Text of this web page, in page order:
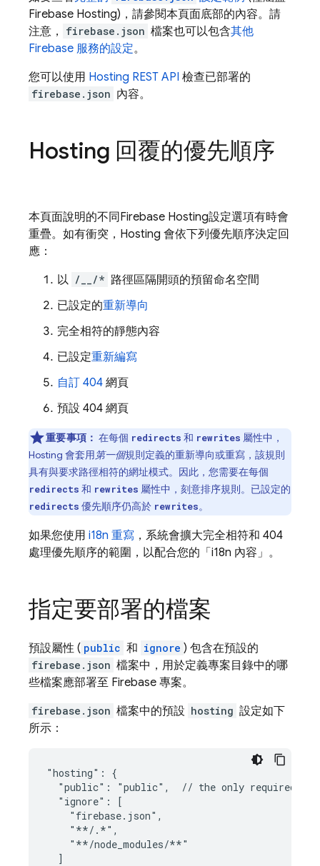
Firebase Hosting)，請參閱本頁面底部的內容。請
注意，
firebase.json 檔案也可以包含其他
Firebase 服務的設定。
您可以使用 Hosting REST API 檢查已部署的
firebase.json 內容。
Hosting 回覆的優先順序
本頁面說明的不同Firebase Hosting設定選項有時會
重疊。如有衝突， Hosting 會依下列優先順序決定回
應：
以 /__/* 路徑區隔開頭的預留命名空間
已設定的重新導向
完全相符的靜態內容
已設定重新編寫
自訂 404 網頁
預設 404 網頁
重要事項： 在每個 redirects 和 rewrites 屬性中，
Hosting 會套用第一個規則定義的重新導向或重寫，該規則
具有與要求路徑相符的網址模式。因此，您需要在每個
redirects 和 rewrites 屬性中，刻意排序規則。已設定的
redirects 優先順序仍高於 rewrites。
如果您使用 i18n 重寫 ，系統會擴大完全相符和 404
處理優先順序的範圍，以配合您的「i18n 內容」。
指定要部署的檔案
預設屬性 ( public 和 ignore ) 包含在預設的
firebase.json 檔案中，用於定義專案目錄中的哪
些檔案應部署至 Firebase 專案。
firebase.json 檔案中的預設 hosting 設定如下
所示：
"hosting": {
"public": "public",  // the only required
  "ignore": [
    "firebase.json",
    "**/.*",
    "**/node_modules/**"
  ]